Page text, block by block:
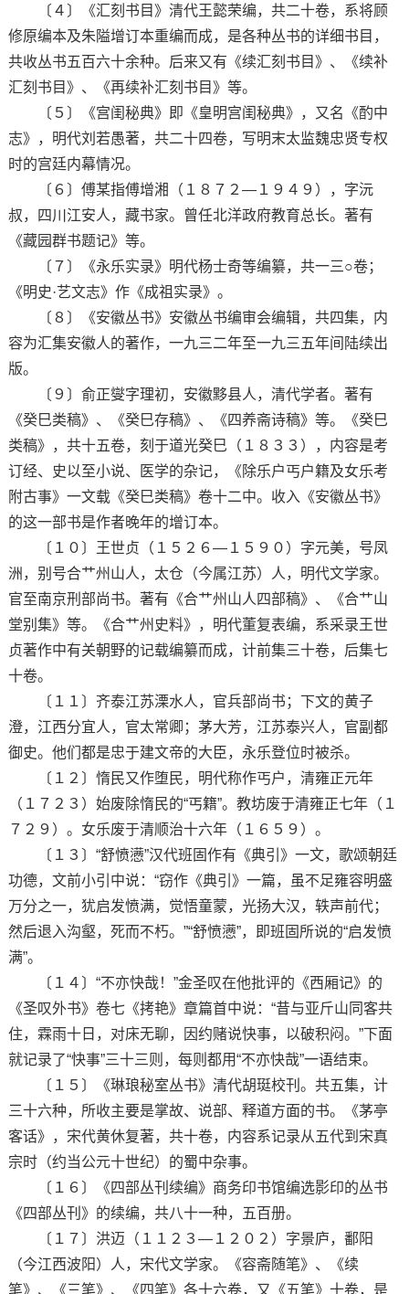
〔４〕《汇刻书目》清代王懿荣编，共二十卷，系将顾
修原编本及朱隘增订本重编而成，是各种丛书的详细书目，
共收丛书五百六十余种。后来又有《续汇刻书目》、《续补
汇刻书目》、《再续补汇刻书目》等。
〔５〕《宫闺秘典》即《皇明宫闺秘典》，又名《酌中
志》，明代刘若愚著，共二十四卷，写明末太监魏忠贤专权
时的宫廷内幕情况。
〔６〕傅某指傅增湘（１８７２—１９４９），字沅
叔，四川江安人，藏书家。曾任北洋政府教育总长。著有
《藏园群书题记》等。
〔７〕《永乐实录》明代杨士奇等编纂，共一三○卷；
《明史·艺文志》作《成祖实录》。
〔８〕《安徽丛书》安徽丛书编审会编辑，共四集，内
容为汇集安徽人的著作，一九三二年至一九三五年间陆续出
版。
〔９〕俞正燮字理初，安徽黟县人，清代学者。著有
《癸巳类稿》、《癸巳存稿》、《四养斋诗稿》等。《癸巳
类稿》，共十五卷，刻于道光癸巳（１８３３），内容是考
订经、史以至小说、医学的杂记，《除乐户丐户籍及女乐考
附古事》一文载《癸巳类稿》卷十二中。收入《安徽丛书》
的这一部书是作者晚年的增订本。
〔１０〕王世贞（１５２６—１５９０）字元美，号凤
洲，别号合艹州山人，太仓（今属江苏）人，明代文学家。
官至南京刑部尚书。著有《合艹州山人四部稿》、《合艹山
堂别集》等。《合艹州史料》，明代董复表编，系采录王世
贞著作中有关朝野的记载编纂而成，计前集三十卷，后集七
十卷。
〔１１〕齐泰江苏溧水人，官兵部尚书；下文的黄子
澄，江西分宜人，官太常卿；茅大芳，江苏泰兴人，官副都
御史。他们都是忠于建文帝的大臣，永乐登位时被杀。
〔１２〕惰民又作堕民，明代称作丐户，清雍正元年
（１７２３）始废除惰民的“丐籍”。教坊废于清雍正七年（１
７２９）。女乐废于清顺治十六年（１６５９）。
〔１３〕“舒愤懑”汉代班固作有《典引》一文，歌颂朝廷
功德，文前小引中说：“窃作《典引》一篇，虽不足雍容明盛
万分之一，犹启发愤满，觉悟童蒙，光扬大汉，轶声前代；
然后退入沟壑，死而不朽。”“舒愤懑”，即班固所说的“启发愤
满”。
〔１４〕“不亦快哉！”金圣叹在他批评的《西厢记》的
《圣叹外书》卷七《拷艳》章篇首中说：“昔与亚斤山同客共
住，霖雨十日，对床无聊，因约赌说快事，以破积闷。”下面
就记录了“快事”三十三则，每则都用“不亦快哉”一语结束。
〔１５〕《琳琅秘室丛书》清代胡珽校刊。共五集，计
三十六种，所收主要是掌故、说部、释道方面的书。《茅亭
客话》，宋代黄休复著，共十卷，内容系记录从五代到宋真
宗时（约当公元十世纪）的蜀中杂事。
〔１６〕《四部丛刊续编》商务印书馆编选影印的丛书
《四部丛刊》的续编，共八十一种，五百册。
〔１７〕洪迈（１１２３—１２０２）字景庐，鄱阳
（今江西波阳）人，宋代文学家。《容斋随笔》、《续
笔》、《三笔》、《四笔》各十六卷，又《五笔》十卷，是